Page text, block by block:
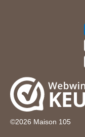
©2026 Maison 105